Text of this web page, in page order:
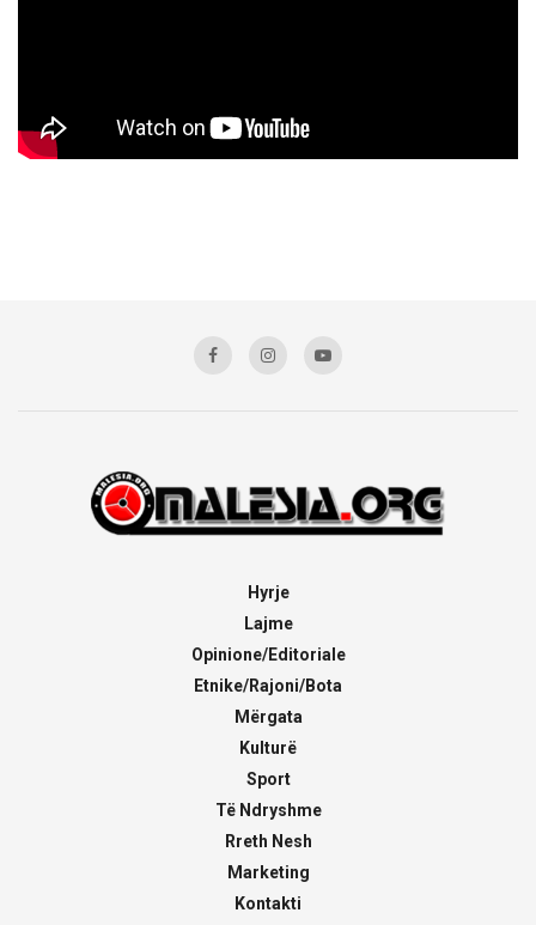
Hyrje
Lajme
Opinione/Editoriale
Etnike/Rajoni/Bota
Mërgata
Kulturë
Sport
Të Ndryshme
Rreth Nesh
Marketing
Kontakti